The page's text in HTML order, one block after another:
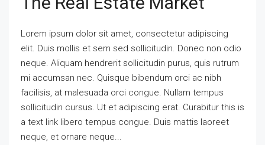
Lorem ipsum dolor sit amet, consectetur adipiscing
elit. Duis mollis et sem sed sollicitudin. Donec non odio
neque. Aliquam hendrerit sollicitudin purus, quis rutrum
mi accumsan nec. Quisque bibendum orci ac nibh
facilisis, at malesuada orci congue. Nullam tempus
sollicitudin cursus. Ut et adipiscing erat. Curabitur this is
a text link libero tempus congue. Duis mattis laoreet
neque, et ornare neque...